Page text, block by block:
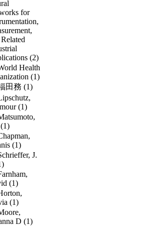
for
(2)
Health
(1)
田務 (1)
(1)
(1)
(1)
J.
(1)
(1)
D (1)